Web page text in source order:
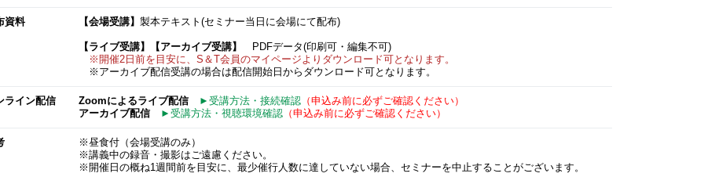
資料 【会場受講】 製本テキスト(セミナー当日に会場にて配布)
【ライブ受講】【アーカイブ受講】
PDFデータ(印刷可・編集不可)
※開催2日前を目安に、S＆T会員のマイページよりダウンロード可となります。
※アーカイブ配信受講の場合は配信開始日からダウンロード可となります。
ライン配信 Zoomによるライブ配信 ►受講方法・接続確認（申込み前に必ずご確認ください）
アーカイブ配信
►受講方法・視聴環境確認（申込み前に必ずご確認ください）
※昼食付（会場受講のみ）
※講義中の録音・撮影はご遠慮ください。
※開催日の概ね1週間前を目安に、最少催行人数に達していない場合、セミナーを中止することがございます。